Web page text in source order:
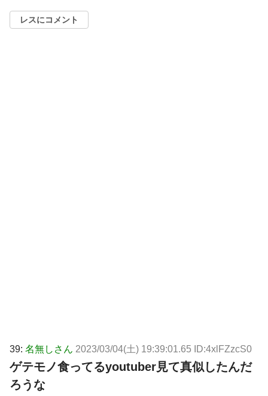
レスにコメント
39: 名無しさん 2023/03/04(土) 19:39:01.65 ID:4xlFZzcS0
ゲテモノ食ってるyoutuber見て真似したんだ
ろうな